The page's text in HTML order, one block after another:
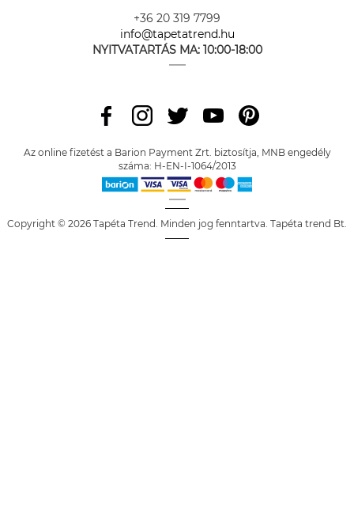
+36 20 319 7799
info@tapetatrend.hu
NYITVATARTÁS MA: 10:00-18:00
Az online fizetést a Barion Payment Zrt. biztosítja, MNB engedély
száma: H-EN-I-1064/2013
Copyright © 2026 Tapéta Trend. Minden jog fenntartva. Tapéta trend Bt.